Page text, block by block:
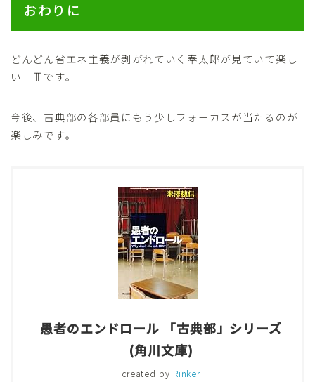
おわりに
どんどん省エネ主義が剥がれていく奉太郎が見ていて楽し
い一冊です。
今後、古典部の各部員にもう少しフォーカスが当たるのが
楽しみです。
愚者のエンドロール 「古典部」シリーズ
(角川文庫)
created by Rinker